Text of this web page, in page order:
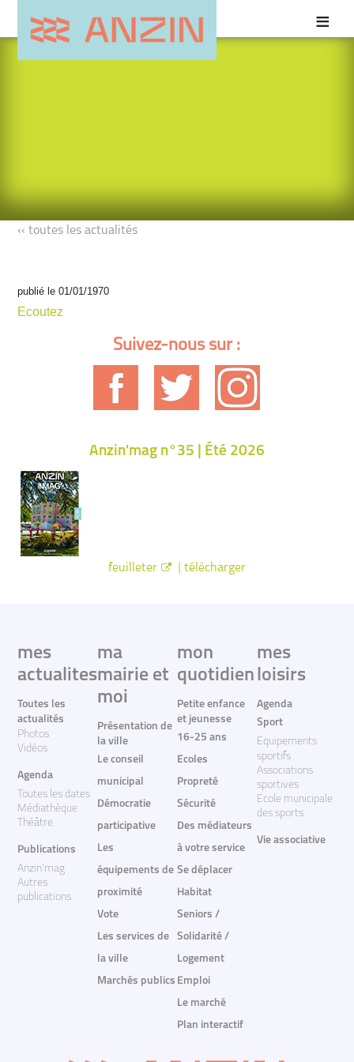
‹‹ toutes les actualités
publié le 01/01/1970
Ecoutez
Suivez-nous sur :
Anzin'mag n°35 | Été 2026
feuilleter télécharger
mes
actualites
Toutes les
actualités
Photos
Vidéos
Agenda
Toutes les dates
Médiathèque
Théâtre
Publications
Anzin'mag
Autres
publications
ma
mairie et
moi
Présentation de
la ville
Le conseil
municipal
Démocratie
participative
Les
équipements de
proximité
Vote
Les services de
la ville
Marchés publics
mon
quotidien
Petite enfance
et jeunesse
16-25 ans
Ecoles
Propreté
Sécurité
Des médiateurs
à votre service
Se déplacer
Habitat
Seniors /
Solidarité /
Logement
Emploi
Le marché
Plan interactif
mes
loisirs
Agenda
Sport
Equipements
sportifs
Associations
sportives
Ecole municipale
des sports
Vie associative